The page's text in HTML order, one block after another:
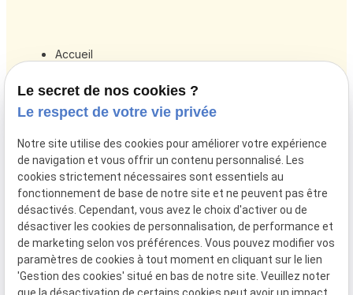
Accueil
Droit de la famille
Actualités
Honoraires
Contact
Mentions
légales
Politique de
confidentialité
Gestion
des
Plan du
site
Le secret de nos cookies ?
Le respect de votre vie privée
Notre site utilise des cookies pour améliorer votre expérience
de navigation et vous offrir un contenu personnalisé. Les
cookies strictement nécessaires sont essentiels au
fonctionnement de base de notre site et ne peuvent pas être
désactivés. Cependant, vous avez le choix d'activer ou de
désactiver les cookies de personnalisation, de performance et
de marketing selon vos préférences. Vous pouvez modifier vos
paramètres de cookies à tout moment en cliquant sur le lien
'Gestion des cookies' situé en bas de notre site. Veuillez noter